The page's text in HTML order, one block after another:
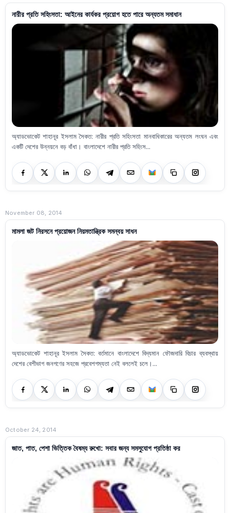
নারীর প্রতি সহিংসতা: আইনের কার্যকর প্রয়োগ হতে পারে অন্যতম সমাধান
অ্যাডভোকেট শাহানূর ইসলাম সৈকত: নারীর প্রতি সহিংসতা মানবাধিকারের অন্যতম লংঘন এবং
একটি দেশের উন্নয়নে বড় বাঁধা। বাংলাদেশে নারীর প্রতি সহিংস...
November 08, 2014
মামলা জট নিরসনে প্রয়োজন নিয়মতান্ত্রিক সমন্বয় সাধন
অ্যাডভোকেট শাহানূর ইসলাম সৈকত: বর্তমানে বাংলাদেশে বিদ্যমান ফৌজদারি বিচার ব্যবস্থায়
দেশের বেশীভাগ জনগণের সহজে প্রবেশগম্যতা নেই বললেই চলে।...
October 24, 2014
জাত, পাত, পেশা ভিত্তিক বৈষম্য রুখো: সবার জন্য সমসুযোগ প্রতিষ্ঠা কর